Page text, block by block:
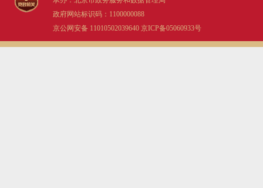
政府网站标识码：1100000088
京公网安备 11010502039640 京ICP备05060933号